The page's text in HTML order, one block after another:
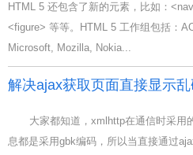
HTML 5 还包含了新的元素，比如：
<figure> 等等。HTML 5 工作组包括：
Microsoft, Mozilla, Nokia...
解决ajax获取页面直接显示
大家都知道，xmlhttp在通信时采用
息都是采用gbk编码，所以当直接通过